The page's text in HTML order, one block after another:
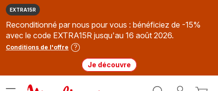
EXTRA15R
Reconditionné par nous pour vous : bénéficiez de -15%
avec le code EXTRA15R jusqu'au 16 août 2026.
Conditions de l'offre
Je découvre